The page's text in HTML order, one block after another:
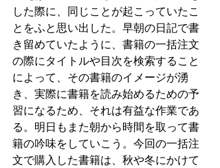
した際に、同じことが起こっていたこ
とをふと思い出した。早朝の日記で書
き留めていたように、書籍の一括注文
の際にタイトルや目次を検索すること
によって、その書籍のイメージが湧
き、実際に書籍を読み始めるための予
習になるため、それは有益な作業であ
る。明日もまた朝から時間を取って書
籍の吟味をしていこう。今回の一括注
文で購入した書籍は、秋や冬にかけて